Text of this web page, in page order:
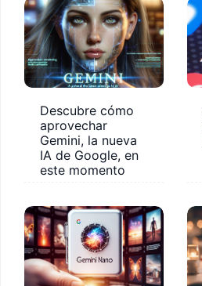
Descubre cómo
aprovechar
Gemini, la nueva
IA de Google, en
este momento